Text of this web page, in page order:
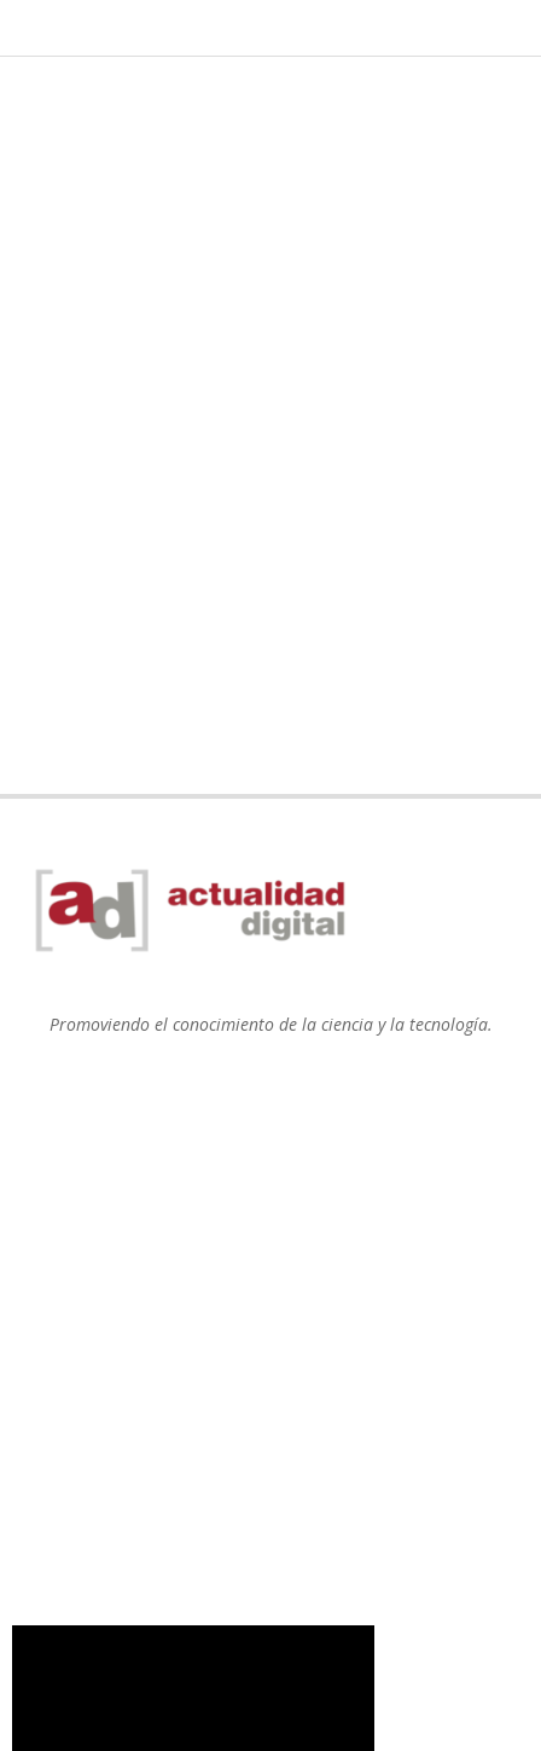
Promoviendo el conocimiento de la ciencia y la tecnología.